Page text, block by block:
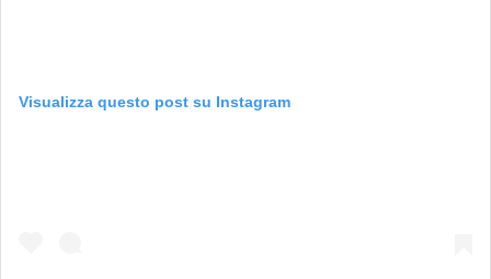
Visualizza questo post su Instagram